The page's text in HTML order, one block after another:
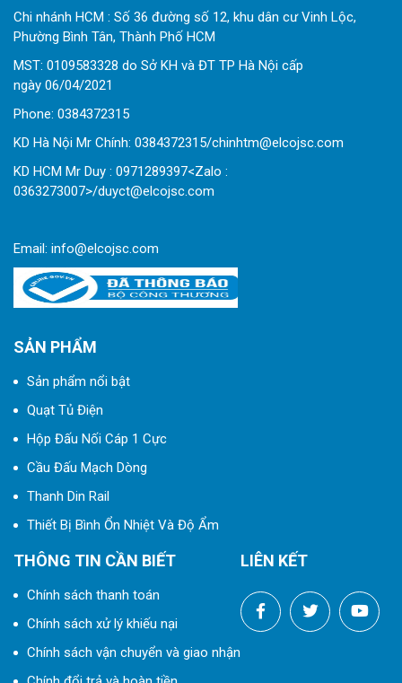
Chi nhánh HCM : Số 36 đường số 12, khu dân cư Vinh Lộc,
Phường Bình Tân, Thành Phố HCM
MST: 0109583328 do Sở KH và ĐT TP Hà Nội cấp
ngày 06/04/2021
Phone: 0384372315
KD Hà Nội Mr Chính: 0384372315/chinhtm@elcojsc.com
KD HCM Mr Duy : 0971289397<Zalo :
0363273007>/duyct@elcojsc.com
Email: info@elcojsc.com
SẢN PHẨM
Sản phẩm nổi bật
Quạt Tủ Điện
Hộp Đấu Nối Cáp 1 Cực
Cầu Đấu Mạch Dòng
Thanh Din Rail
Thiết Bị Bình Ổn Nhiệt Và Độ Ẩm
THÔNG TIN CẦN BIẾT
Chính sách thanh toán
Chính sách xử lý khiếu nại
Chính sách vận chuyển và giao nhận
LIÊN KẾT